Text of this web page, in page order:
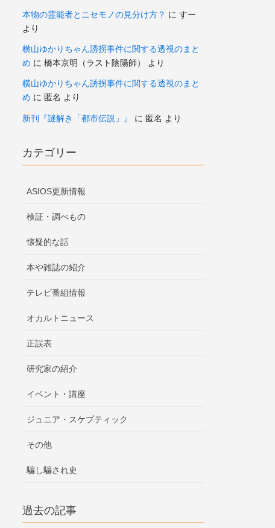
本物の霊能者とニセモノの見分け方？ にすー
より
横山ゆかりちゃん誘拐事件に関する透視のまと
め に橋本京明（ラスト陰陽師） より
横山ゆかりちゃん誘拐事件に関する透視のまと
め に 匿名 より
新刊『謎解き「都市伝説」』 に匿名 より
カテゴリー
ASIOS更新情報
検証・調べもの
懐疑的な話
本や雑誌の紹介
テレビ番組情報
オカルトニュース
正誤表
研究家の紹介
イベント・講座
ジュニア・スケプティック
その他
騙し騙され史
過去の記事